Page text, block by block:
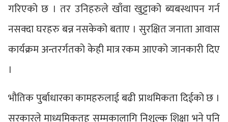
गरिएको छ । तर उनिहरुले खाँवा खुट्टाको ब्यबस्थापन गर्न
नसक्दा घरहरु बन्न नसकेको बताए । सुरक्षित जनाता आवास
कार्यक्रम अन्तरर्गतको केही मात्र रकम आएको जानकारी दिए
।
भौतिक पुर्बाधारका कामहरुलाई बढी प्राथमिकता दिईको छ ।
सरकारले माध्यमिकतह सम्मकालागि निशुल्क शिक्षा भने पनि